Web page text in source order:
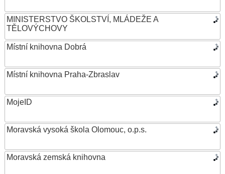
MINISTERSTVO ŠKOLSTVÍ, MLÁDEŽE A
TĚLOVÝCHOVY
Místní knihovna Dobrá
Místní knihovna Praha-Zbraslav
MojeID
Moravská vysoká škola Olomouc, o.p.s.
Moravská zemská knihovna